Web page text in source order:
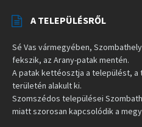
A TELEPÜLÉSRŐL
Sé Vas vármegyében,
fekszik, az Arany-patak mentén.
A patak kettéosztja a települést,
területén alakult ki.
Szomszédos települései
miatt szorosan kapcsolódik a